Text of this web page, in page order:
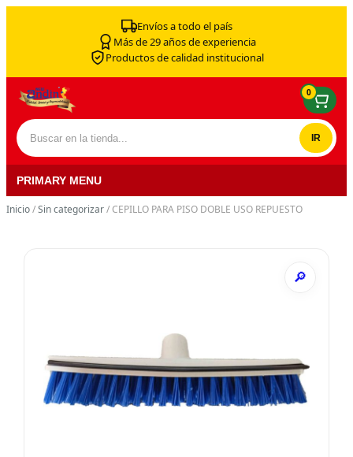
Envíos a todo el país
Más de 29 años de experiencia
Productos de calidad institucional
Buscar por:
0
PRIMARY MENU
Inicio/Sin categorizar/ CEPILLO PARA PISO DOBLE USO REPUESTO